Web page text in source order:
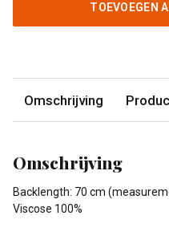
TOEVOEGEN
Omschrijving
Omschrijving
Backlength: 70 cm
Viscose 100%